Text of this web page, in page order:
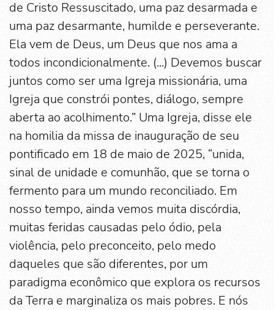
de Cristo Ressuscitado, uma paz desarmada e
uma paz desarmante, humilde e perseverante.
Ela vem de Deus, um Deus que nos ama a
todos incondicionalmente. (...) Devemos buscar
juntos como ser uma Igreja missionária, uma
Igreja que constrói pontes, diálogo, sempre
aberta ao acolhimento.” Uma Igreja, disse ele
na homilia da missa de inauguração de seu
pontificado em 18 de maio de 2025, “unida,
sinal de unidade e comunhão, que se torna o
fermento para um mundo reconciliado. Em
nosso tempo, ainda vemos muita discórdia,
muitas feridas causadas pelo ódio, pela
violência, pelo preconceito, pelo medo
daqueles que são diferentes, por um
paradigma econômico que explora os recursos
da Terra e marginaliza os mais pobres. E nós